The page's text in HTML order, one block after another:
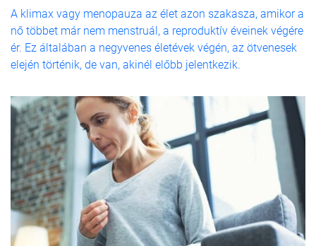
A klimax vagy menopauza az élet azon szakasza, amikor a
nő többet már nem menstruál, a reproduktív éveinek végére
ér. Ez általában a negyvenes életévek végén, az ötvenesek
elején történik, de van, akinél előbb jelentkezik.